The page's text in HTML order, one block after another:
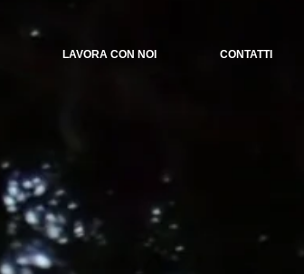
LAVORA CON NOI CONTATTI